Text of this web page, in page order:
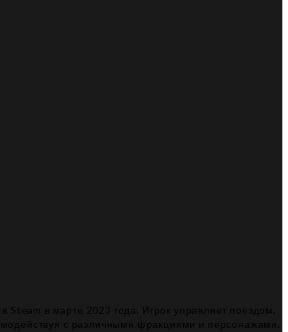
в марте 2023 года. Игрок управляет поездом,
с различными фракциями и персонажами.